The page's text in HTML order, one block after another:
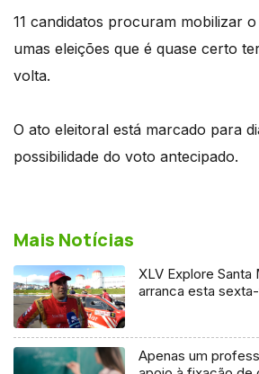
11 candidatos procuram mobilizar
umas eleições que é quase certo
volta.
O ato eleitoral está marcado para
possibilidade do voto antecipado.
Mais Notícias
XLV Explore Santa
arranca esta
Apenas um